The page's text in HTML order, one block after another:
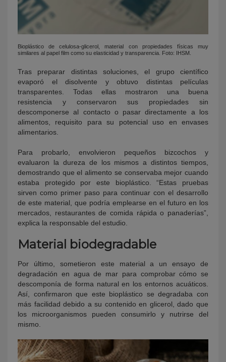
Bioplástico de celulosa-glicerol, material con propiedades físicas muy
similares al papel film como su elasticidad y transparencia. Foto: IHSM.
Tras preparar distintas soluciones, el grupo científico
evaporó el disolvente y obtuvo distintas películas
transparentes. Todas ellas mostraron una buena
resistencia y conservaron sus propiedades sin
descomponerse al contacto o pasar directamente a los
alimentos, requisito para su potencial uso en envases
alimentarios.
Para probarlo, envolvieron pequeños bizcochos y
evaluaron la dureza de los mismos a distintos tiempos,
demostrando que el alimento se conservaba mejor cuando
estaba protegido por este bioplástico. “Estas pruebas
sirven como primer paso para continuar con el desarrollo
de este material, que podría emplearse en el futuro en los
mercados, restaurantes de comida rápida o panaderías”,
explica la responsable del estudio.
Material biodegradable
Por último, sometieron este material a un ensayo de
degradación en agua de mar para comprobar cómo se
descomponía de forma natural en los entornos acuáticos.
Así, confirmaron que este bioplástico se degradaba con
más facilidad debido a su contenido en glicerol, dado que
los microorganismos pueden consumirlo y nutrirse del
mismo.